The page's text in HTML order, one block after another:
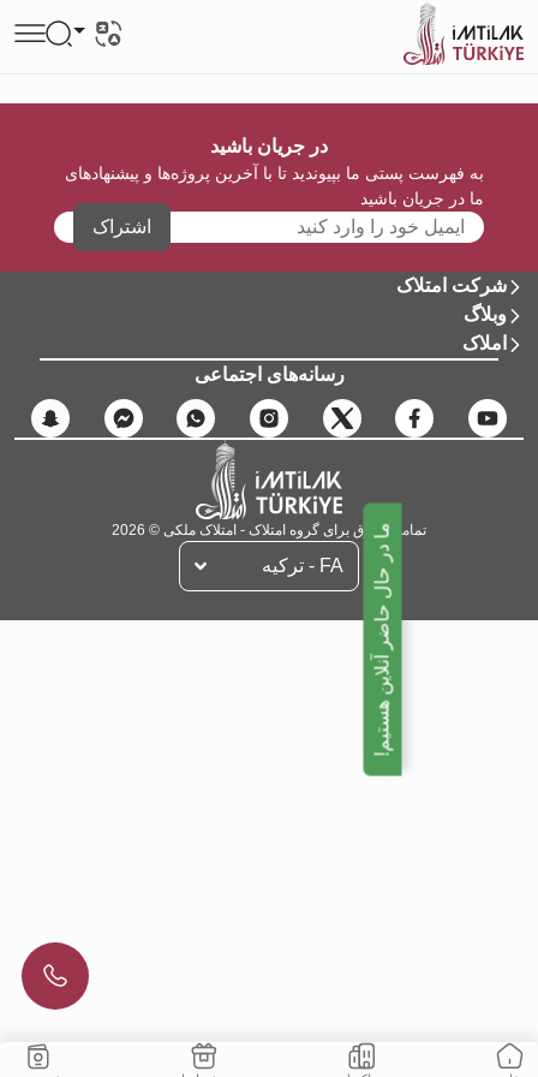
در جریان باشید
به فهرست پستی ما بپیوندید تا با آخرین پروژه‌ها و پیشنهادهای
ما در جریان باشید
اشتراک
شرکت امتلاک
وبلاگ
املاک
رسانه‌های اجتماعی
تمامی حقوق برای گروه امتلاک - امتلاک ملکی © 2026
FA - تركيه ما در حال حاضر آنلاین هستیم!